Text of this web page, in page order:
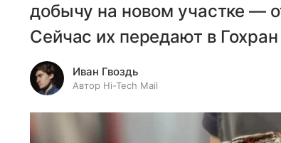
добычу на новом участке —
Сейчас их передают в
Иван Гвоздь
Автор Hi-Tech Mail